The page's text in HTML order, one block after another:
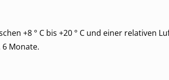
+8 ° C bis +20 ° C und einer relativen
Monate.